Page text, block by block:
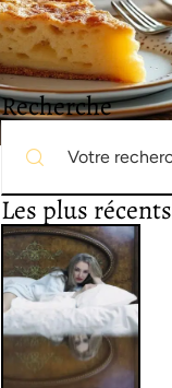
Recherche
Les plus récents